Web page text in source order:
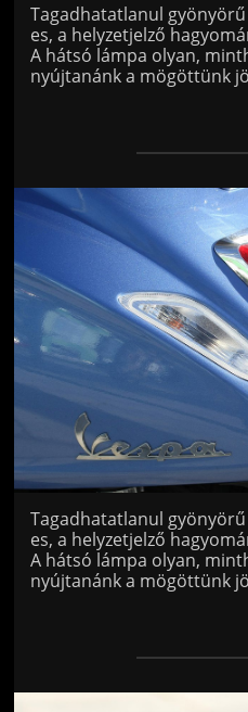
Tagadhatatlanul
es, a helyzetjelző
A hátsó lámpa olyan,
nyújtanánk a mögöttünk
Jön
Tagadhatatlanul
es, a helyzetjelző
A hátsó lámpa olyan,
nyújtanánk a mögöttünk